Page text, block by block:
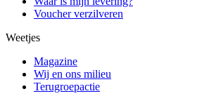
Voucher verzilveren
Weetjes
Magazine
Wij en ons milieu
Terugroepactie